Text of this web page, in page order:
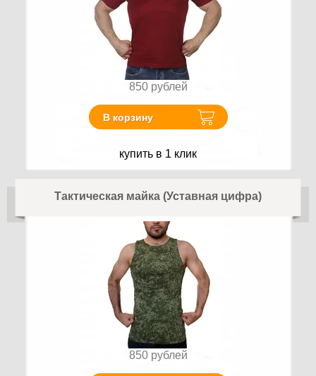
850 рублей
В корзину
купить в 1 клик
Тактическая майка (Уставная цифра)
850 рублей